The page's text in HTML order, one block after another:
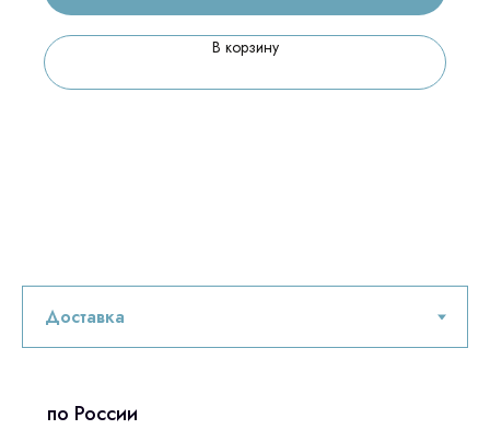
В корзину
по России
Остались вопросы
оставьте контакты, мы свяжемся и
ответим на все вопросы
© 2024 ЛС Дентал Групп